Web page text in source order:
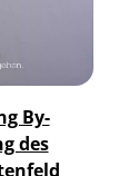
By-
des